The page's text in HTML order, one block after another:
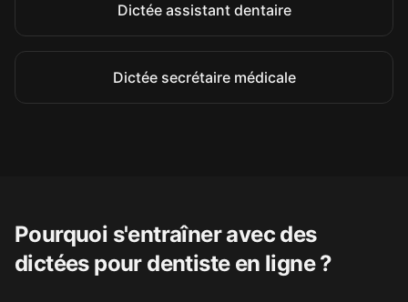
Cela me semble une super idée
crédibilité avec une mauvaise
orthographe, et ça travaille
Carol G.
Ergothérapeute
Dictée assistant dentaire
Dictée secrétaire médicale
Pourquoi s'entraîner avec des
dictées pour dentiste en ligne?